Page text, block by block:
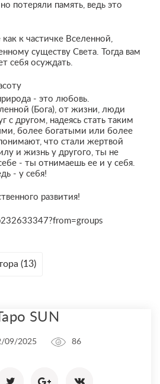
потеряли память, ведь это
к частичке Вселенной,
существу Света. Тогда вам
себя осуждать.
- это любовь.
(Бога), от жизни, люди
с другом, надеясь стать таким
более богатыми или более
что стали жертвой
и жизнь у другого, ты не
- ты отнимаешь ее и у себя.
- у себя!
развития!
(13)
SUN
09/2025 86